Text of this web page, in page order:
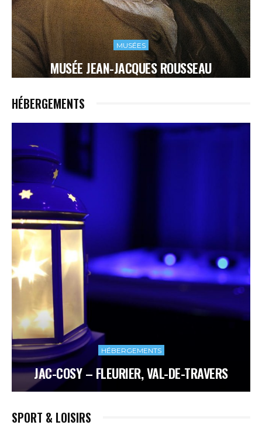
MUSÉES
MUSÉE JEAN-JACQUES ROUSSEAU
HÉBERGEMENTS
HÉBERGEMENTS
JAC-COSY – FLEURIER, VAL-DE-TRAVERS
SPORT & LOISIRS